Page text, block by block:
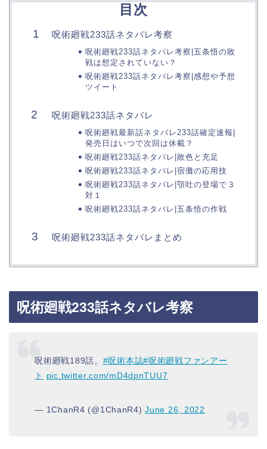
目次
呪術廻戦233話ネタバレ考察
呪術廻戦233話ネタバレ考察|五条悟の敗
戦は想定されていない？
呪術廻戦233話ネタバレ考察|感想や予想
ツイート
呪術廻戦233話ネタバレ
呪術廻戦最新話ネタバレ233話確定速報|
発売日はいつで次回は休載？
呪術廻戦233話ネタバレ|敗色と充足
呪術廻戦233話ネタバレ|宿儺の応用技
呪術廻戦233話ネタバレ|顎吐の登場で３
対１
呪術廻戦233話ネタバレ|五条悟の作戦
呪術廻戦233話ネタバレまとめ
呪術廻戦233話ネタバレ考察
呪術廻戦189話。 #呪術本誌#呪術廻戦ファンアー
ト
pic.twitter.com/mD4dpnTUU7
— 1ChanR4 (@1ChanR4)June 26, 2022